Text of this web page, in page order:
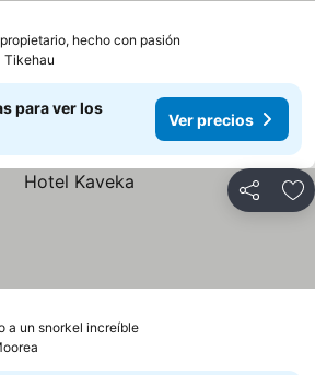
hecho con pasión
Tikehau
para ver los
Ver precios
Compartir
a un snorkel increíble